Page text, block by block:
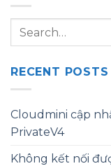
RECENT POSTS
Cloudmini cập
PrivateV4
Không kết nối